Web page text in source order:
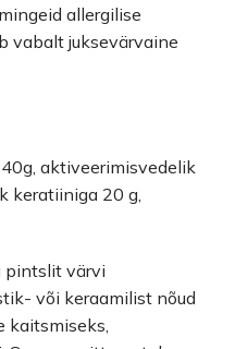
allergilise
vabalt juksevärvaine
aktiveerimisvedelik
keratiiniga 20 g,
pintslit värvi
või keraamilist nõud
kaitsmiseks,